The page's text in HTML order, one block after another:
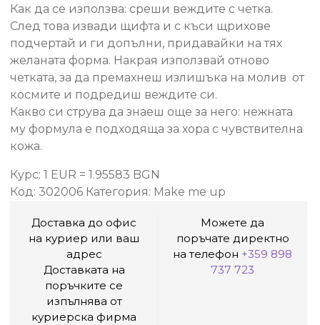
Как да се използва: среши веждите с четка.
След това извади щифта и с къси щрихове
подчертай и ги допълни, придавайки на тях
желаната форма. Накрая използвай отново
четката, за да премахнеш излишъка на молив от
космите и подредиш веждите си.
Какво си струва да знаеш още за него: нежната
му формула е подходяща за хора с чувствителна
кожа.
Курс: 1 EUR = 1.95583 BGN
Код: 302006 Категория: Make me up
Доставка до офис
на куриер или ваш
адрес
Доставката на
поръчките се
изпълнява от
куриерска фирма
Можете да
поръчате директно
на телефон +359 898
737 723